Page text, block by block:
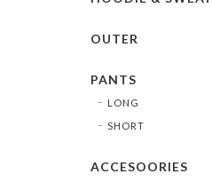
OUTER
PANTS
LONG
SHORT
ACCESOORIES